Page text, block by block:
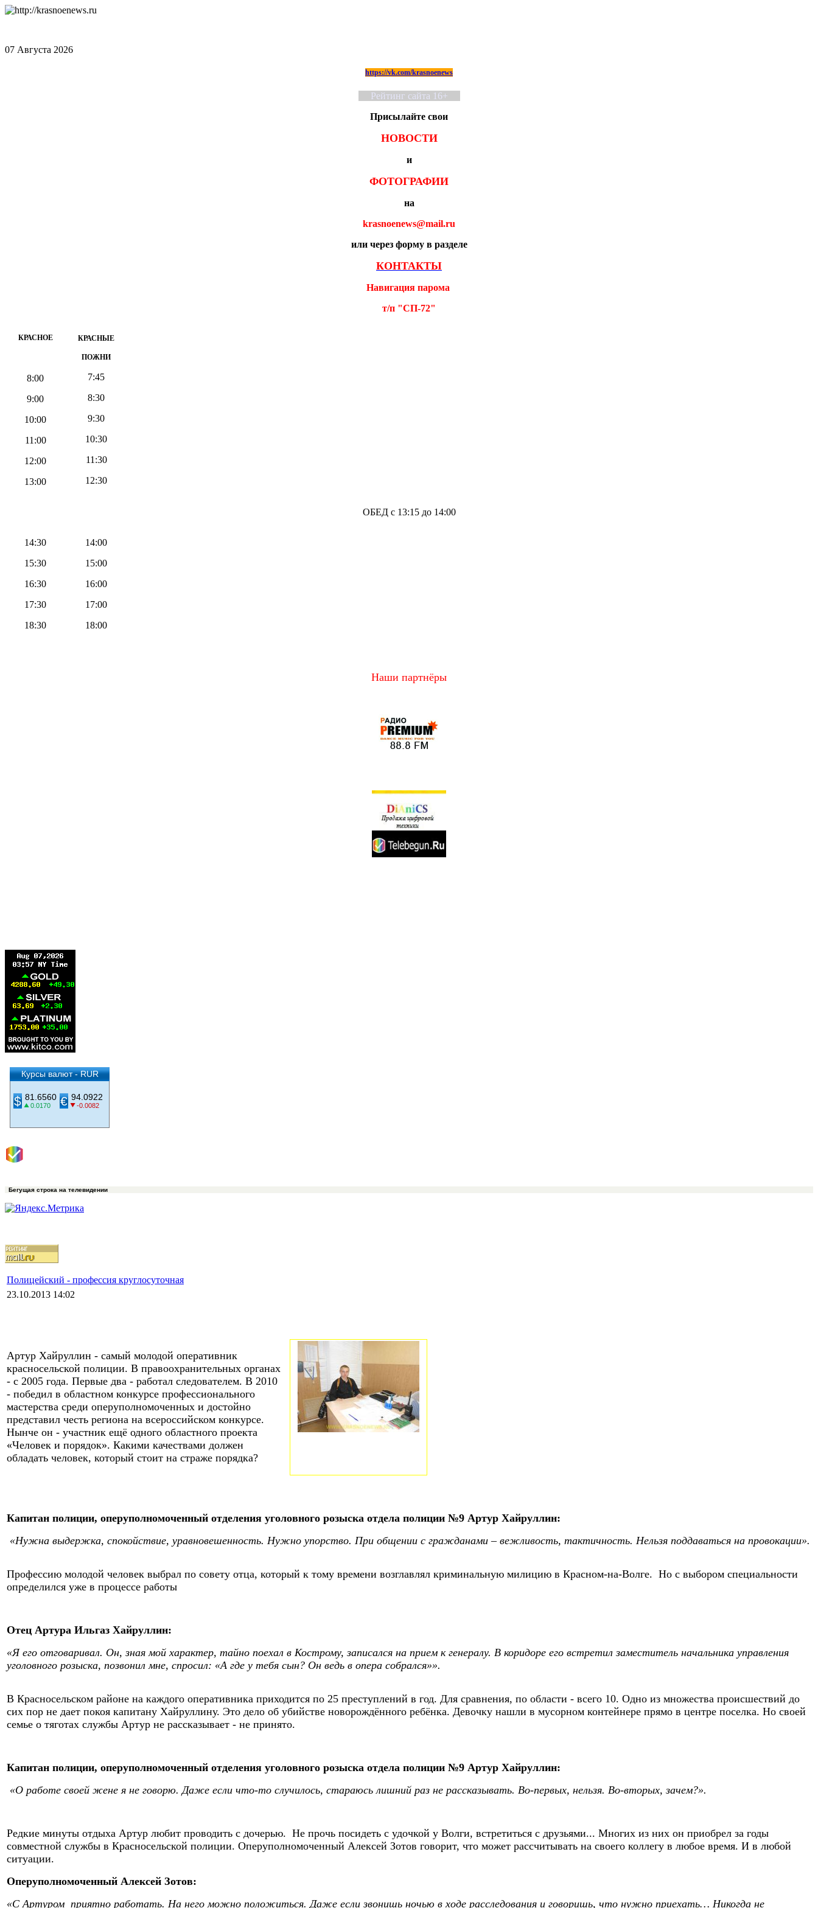
07 Августа 2026
https://vk.com/krasnoenews
Рейтинг сайта 16+
Присылайте свои
НОВОСТИ
и
ФОТОГРАФИИ
на
krasnoenews@mail.ru
или через форму в разделе
КОНТАКТЫ
Навигация парома
т/п "СП-72"
КРАСНОЕ
8:00
9:00
10:00
11:00
12:00
13:00
КРАСНЫЕ
ПОЖНИ
7:45
8:30
9:30
10:30
11:30
12:30
ОБЕД с 13:15 до 14:00
14:30
15:30
16:30
17:30
18:30
14:00
15:00
16:00
17:00
18:00
Наши партнёры
Бегущая строка на телевидении
Полицейский - профессия круглосуточная
23.10.2013 14:02
Артур Хайруллин - самый молодой оперативник
красносельской полиции. В правоохранительных органах
- с 2005 года. Первые два - работал следователем. В 2010
- победил в областном конкурсе профессионального
мастерства среди оперуполномоченных и достойно
представил честь региона на всероссийском конкурсе.
Нынче он - участник ещё одного областного проекта
«Человек и порядок». Какими качествами должен
обладать человек, который стоит на страже порядка?
Капитан полиции, оперуполномоченный отделения уголовного розыска отдела полиции №9 Артур Хайруллин:
«Нужна выдержка, спокойствие, уравновешенность. Нужно упорство. При общении с гражданами – вежливость, тактичность. Нельзя поддаваться на провокации».
Профессию молодой человек выбрал по совету отца, который к тому времени возглавлял криминальную милицию в Красном-на-Волге. Но с выбором специальности
определился уже в процессе работы
Отец Артура Ильгаз Хайруллин:
«Я его отговаривал. Он, зная мой характер, тайно поехал в Кострому, записался на прием к генералу. В коридоре его встретил заместитель начальника управления
уголовного розыска, позвонил мне, спросил: «А где у тебя сын? Он ведь в опера собрался»».
В Красносельском районе на каждого оперативника приходится по 25 преступлений в год. Для сравнения, по области - всего 10. Одно из множества происшествий до
сих пор не дает покоя капитану Хайруллину. Это дело об убийстве новорождённого ребёнка. Девочку нашли в мусорном контейнере прямо в центре поселка. Но своей
семье о тяготах службы Артур не рассказывает - не принято.
Капитан полиции, оперуполномоченный отделения уголовного розыска отдела полиции №9 Артур Хайруллин:
«О работе своей жене я не говорю. Даже если что-то случилось, стараюсь лишний раз не рассказывать. Во-первых, нельзя. Во-вторых, зачем?».
Редкие минуты отдыха Артур любит проводить с дочерью. Не прочь посидеть с удочкой у Волги, встретиться с друзьями... Многих из них он приобрел за годы
совместной службы в Красносельской полиции. Оперуполномоченный Алексей Зотов говорит, что может рассчитывать на своего коллегу в любое время. И в любой
ситуации.
Оперуполномоченный Алексей Зотов:
«С Артуром приятно работать. На него можно положиться. Даже если звонишь ночью в ходе расследования и говоришь, что нужно приехать… Никогда не